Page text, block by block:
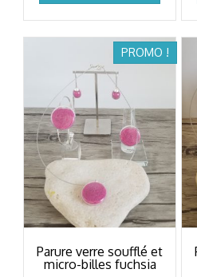
était : est :
PROMO !
Parure verre soufflé et
micro-billes fuchsia